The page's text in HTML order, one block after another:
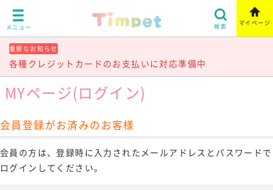
メニュー 検索 マイページ
重要なお知らせ
各種クレジットカードのお支払いに対応準備中
MYページ(ログイン)
会員登録がお済みのお客様
会員の方は、登録時に入力されたメールアドレスとパスワードで
ログインしてください。